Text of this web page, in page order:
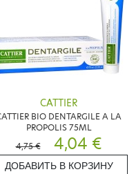
CATTIER
BIO DENTARGILE A LA
PROPOLIS 75ML
4,75 €
4,04 €
ДОБАВИТЬ В КОРЗИНУ